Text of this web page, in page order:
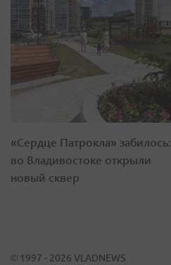
«Сердце Патрокла» забилось:
во Владивостоке открыли
новый сквер
© 1997 - 2026 VLADNEWS